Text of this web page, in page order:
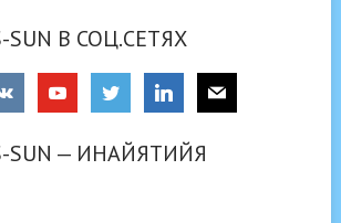
SUN В СОЦ.СЕТЯХ
SUN — ИНАЙЯТИЙЯ